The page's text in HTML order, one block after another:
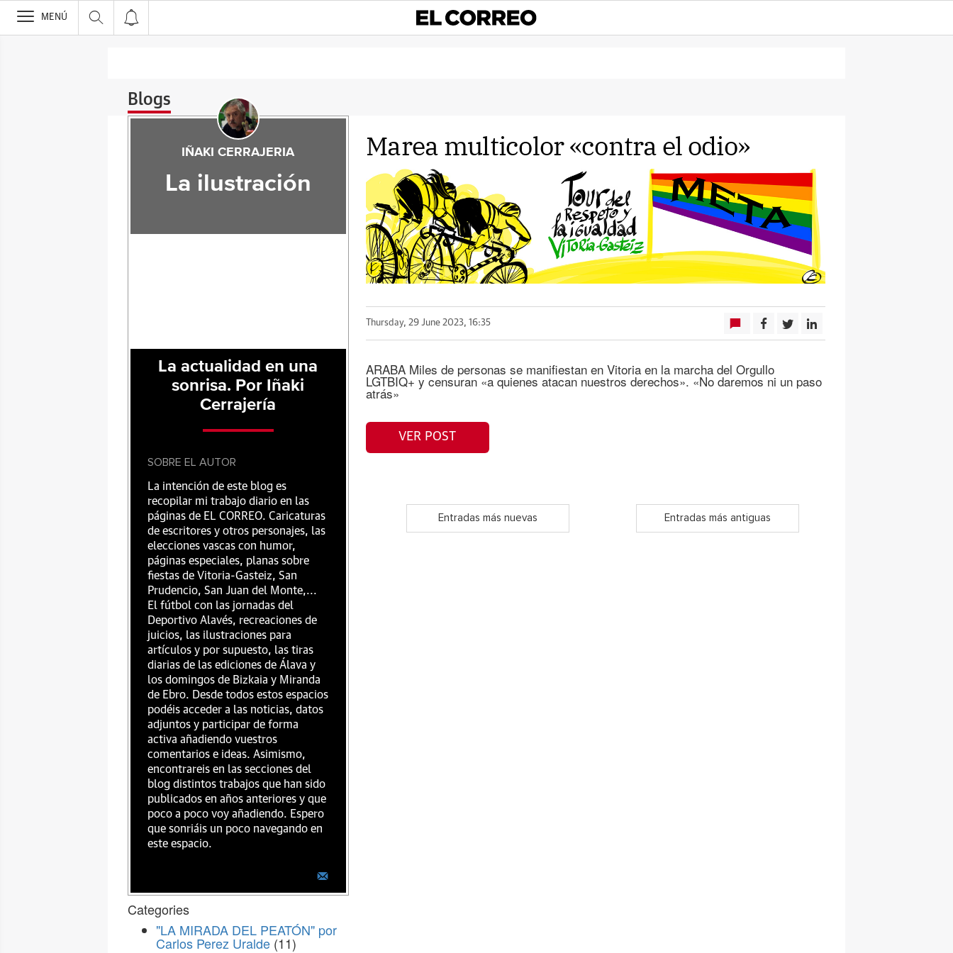
>
MENÚ
Blogs
Marea multicolor «contra el odio»
Thursday, 29 June 2023, 16:35
ARABA Miles de personas se manifiestan en Vitoria en la marcha del Orgullo
LGTBIQ+ y censuran «a quienes atacan nuestros derechos». «No daremos ni un paso
atrás»
VER POST
Entradas más nuevas Entradas más antiguas
IÑAKI CERRAJERIA
La ilustración
La actualidad en una
sonrisa. Por Iñaki
Cerrajería
SOBRE EL AUTOR
La intención de este blog es
recopilar mi trabajo diario en las
páginas de EL CORREO. Caricaturas
de escritores y otros personajes, las
elecciones vascas con humor,
páginas especiales, planas sobre
fiestas de Vitoria-Gasteiz, San
Prudencio, San Juan del Monte,...
El fútbol con las jornadas del
Deportivo Alavés, recreaciones de
juicios, las ilustraciones para
artículos y por supuesto, las tiras
diarias de las ediciones de Álava y
los domingos de Bizkaia y Miranda
de Ebro. Desde todos estos espacios
podéis acceder a las noticias, datos
adjuntos y participar de forma
activa añadiendo vuestros
comentarios e ideas. Asimismo,
encontrareis en las secciones del
blog distintos trabajos que han sido
publicados en años anteriores y que
poco a poco voy añadiendo. Espero
que sonriáis un poco navegando en
este espacio.
Categories
"LA MIRADA DEL PEATÓN" por
Carlos Perez Uralde (11)